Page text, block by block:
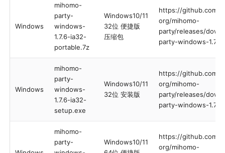
Windows
mihomo-
party-
windows-
1.7.6-ia32-
portable.7z
Windows10/11
32位 便捷版
压缩包
https://github.com/
org/mihomo-
party/releases/
party-windows-
Windows
mihomo-
party-
windows-
1.7.6-ia32-
setup.exe
Windows10/11
32位 安装版
https://github.com/
org/mihomo-
party/releases/
party-windows-
mihomo-
party-
Windows10/11
https://github.com/
org/mihomo-